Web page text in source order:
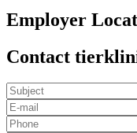
Employer
Contact